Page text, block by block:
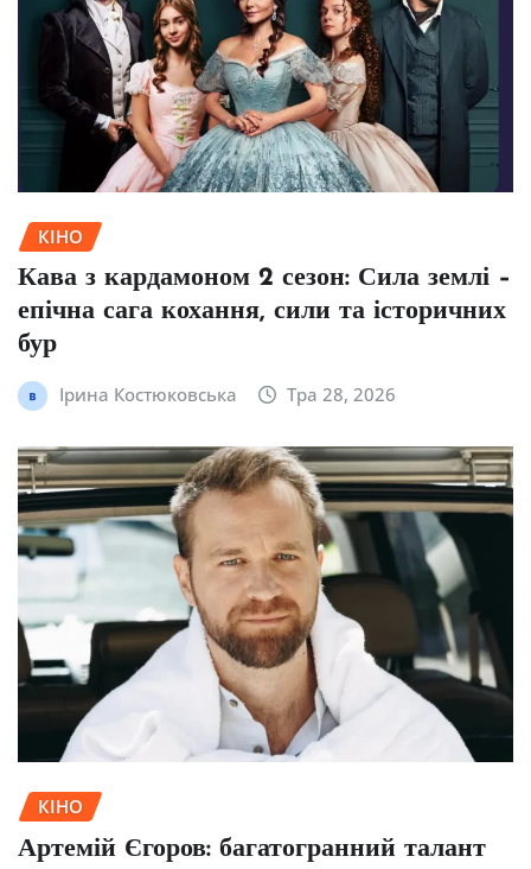
КІНО
Кава з кардамоном 2 сезон: Сила землі –
епічна сага кохання, сили та історичних
бур
Ірина Костюковська Тра 28, 2026
КІНО
Артемій Єгоров: багатогранний талант